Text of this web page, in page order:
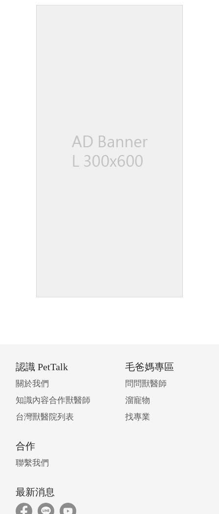
認識 PetTalk
關於我們
知識內容合作獸醫師
台灣獸醫院列表
毛爸媽專區
問問獸醫師
溜寵物
找專業
合作
聯繫我們
最新消息